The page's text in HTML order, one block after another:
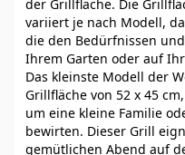
der Grillfläche. Die
variiert je nach Modell,
die den Bedürfnissen
Ihrem Garten oder auf
Das kleinste Modell der
Grillfläche von 52 x 45
um eine kleine Familie
bewirten. Dieser Grill
gemütlichen Abend auf